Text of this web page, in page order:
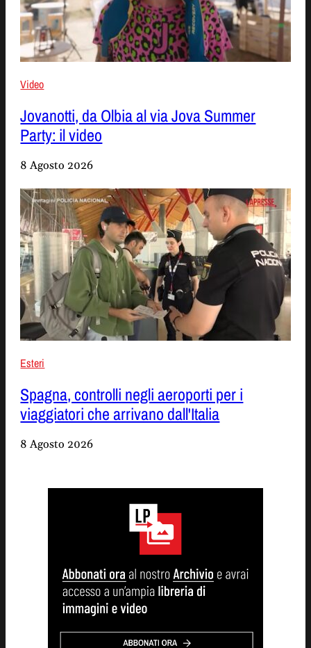
Video
Jovanotti, da Olbia al via Jova Summer
Party: il video
8 Agosto 2026
Esteri
Spagna, controlli negli aeroporti per i
viaggiatori che arrivano dall'Italia
8 Agosto 2026